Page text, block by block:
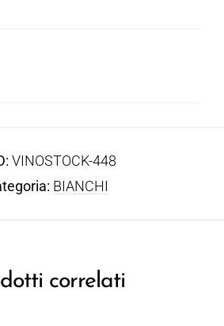
VINOSTOCK-448
BIANCHI
correlati